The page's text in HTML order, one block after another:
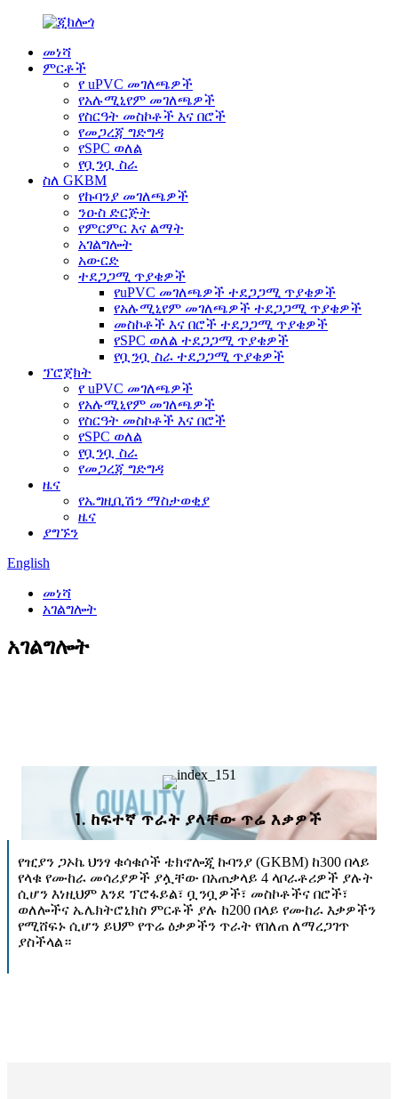
መነሻ
ምርቶች
የ uPVC መገለጫዎች
የአሉሚኒየም መገለጫዎች
የስርዓት መስኮቶች እና በሮች
የመጋረጃ ግድግዳ
የSPC ወለል
የቧንቧ ስራ
ስለ GKBM
የኩባንያ መገለጫዎች
ንዑስ ድርጅት
የምርምር እና ልማት
አገልግሎት
አውርድ
ተደጋጋሚ ጥያቄዎች
የuPVC መገለጫዎች ተደጋጋሚ ጥያቄዎች
የአሉሚኒየም መገለጫዎች ተደጋጋሚ ጥያቄዎች
መስኮቶች እና በሮች ተደጋጋሚ ጥያቄዎች
የSPC ወለል ተደጋጋሚ ጥያቄዎች
የቧንቧ ስራ ተደጋጋሚ ጥያቄዎች
ፕሮጀክት
የ uPVC መገለጫዎች
የአሉሚኒየም መገለጫዎች
የስርዓት መስኮቶች እና በሮች
የSPC ወለል
የቧንቧ ስራ
የመጋረጃ ግድግዳ
ዜና
የኤግዚቢሽን ማስታወቂያ
ዜና
ያግኙን
English
መነሻ
አገልግሎት
አገልግሎት
1. ከፍተኛ ጥራት ያላቸው ጥሬ እቃዎች
የዢያን ጋኦኬ ህንፃ ቁሳቁሶች ቴክኖሎጂ ኩባንያ (GKBM) ከ300 በላይ
የላቁ የሙከራ መሳሪያዎች ያሏቸው በአጠቃላይ 4 ላቦራቶሪዎች ያሉት
ሲሆን እነዚህም እንደ ፕሮፋይል፣ ቧንቧዎች፣ መስኮቶችና በሮች፣
ወለሎችና ኤሌክትሮኒክስ ምርቶች ያሉ ከ200 በላይ የሙከራ እቃዎችን
የሚሸፍኑ ሲሆን ይህም የጥሬ ዕቃዎችን ጥራት የበለጠ ለማረጋገጥ
ያስችላል።